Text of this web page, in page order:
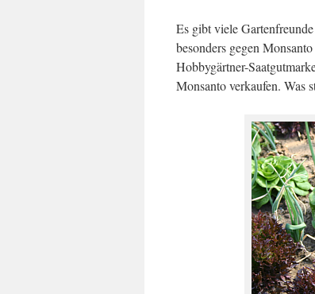
Es gibt viele
besonders gegen
Hobbygärtner-
Monsanto verkaufen. Was